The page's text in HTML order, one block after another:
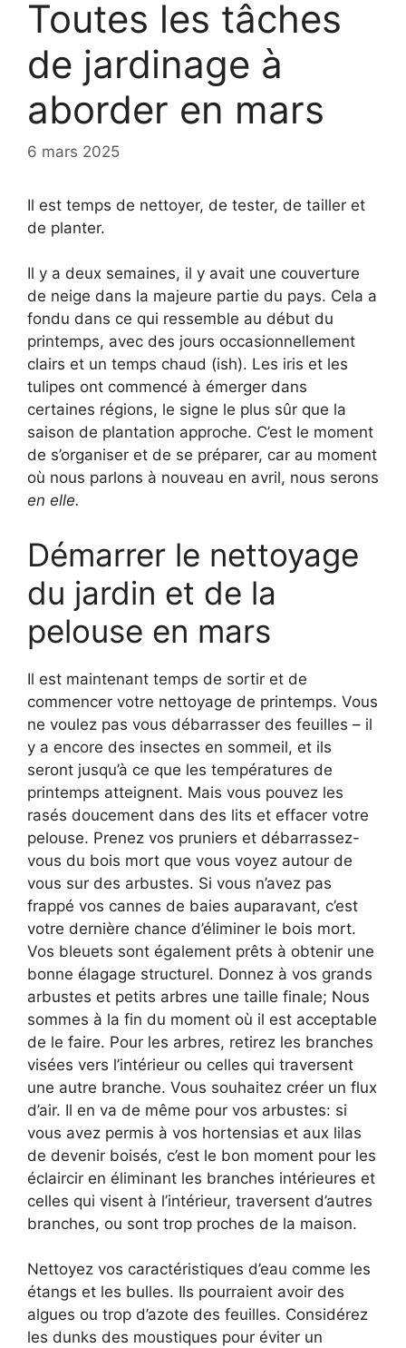
Toutes les tâches
de jardinage à
aborder en mars
6 mars 2025
Il est temps de nettoyer, de tester, de tailler et
de planter.
Il y a deux semaines, il y avait une couverture
de neige dans la majeure partie du pays. Cela a
fondu dans ce qui ressemble au début du
printemps, avec des jours occasionnellement
clairs et un temps chaud (ish). Les iris et les
tulipes ont commencé à émerger dans
certaines régions, le signe le plus sûr que la
saison de plantation approche. C’est le moment
de s’organiser et de se préparer, car au moment
où nous parlons à nouveau en avril, nous serons
en elle.
Démarrer le nettoyage
du jardin et de la
pelouse en mars
Il est maintenant temps de sortir et de
commencer votre nettoyage de printemps. Vous
ne voulez pas vous débarrasser des feuilles – il
y a encore des insectes en sommeil, et ils
seront jusqu’à ce que les températures de
printemps atteignent. Mais vous pouvez les
rasés doucement dans des lits et effacer votre
pelouse. Prenez vos pruniers et débarrassez-
vous du bois mort que vous voyez autour de
vous sur des arbustes. Si vous n’avez pas
frappé vos cannes de baies auparavant, c’est
votre dernière chance d’éliminer le bois mort.
Vos bleuets sont également prêts à obtenir une
bonne élagage structurel. Donnez à vos grands
arbustes et petits arbres une taille finale; Nous
sommes à la fin du moment où il est acceptable
de le faire. Pour les arbres, retirez les branches
visées vers l’intérieur ou celles qui traversent
une autre branche. Vous souhaitez créer un flux
d’air. Il en va de même pour vos arbustes: si
vous avez permis à vos hortensias et aux lilas
de devenir boisés, c’est le bon moment pour les
éclaircir en éliminant les branches intérieures et
celles qui visent à l’intérieur, traversent d’autres
branches, ou sont trop proches de la maison.
Nettoyez vos caractéristiques d’eau comme les
étangs et les bulles. Ils pourraient avoir des
algues ou trop d’azote des feuilles. Considérez
les dunks des moustiques pour éviter un